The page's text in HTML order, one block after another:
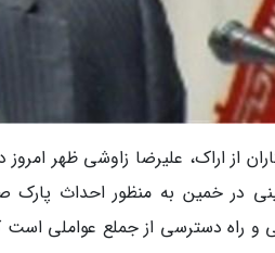
از اراک، علیرضا زاوشی ظهر
در خمین به منظور احداث
و راه دسترسی از جملع عواملی